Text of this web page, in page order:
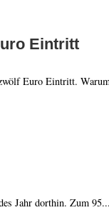
Eintritt
Euro Eintritt.
Jahr dorthin. Zum